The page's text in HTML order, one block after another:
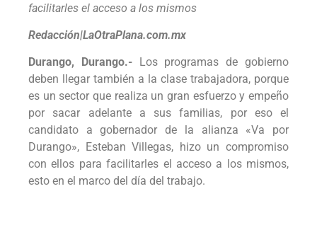
facilitarles el acceso a los mismos
Redacción|LaOtraPlana.com.mx
Durango, Durango.-Los programas de gobierno
deben llegar también a la clase trabajadora, porque
es un sector que realiza un gran esfuerzo y empeño
por sacar adelante a sus familias, por eso el
candidato a gobernador de la alianza «Va por
Durango», Esteban Villegas, hizo un compromiso
con ellos para facilitarles el acceso a los mismos,
esto en el marco del día del trabajo.